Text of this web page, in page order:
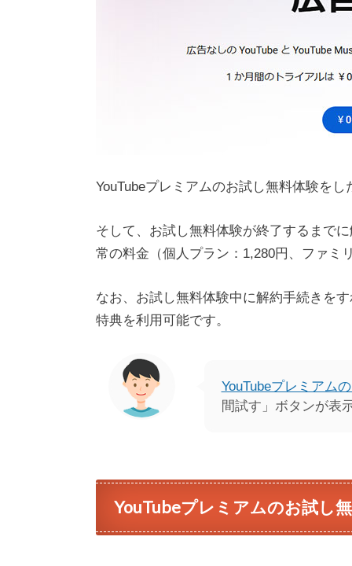
YouTubeプレミアムのお試し無料体験を
そして、お試し無料体験が終了するまで
常の料金（個人プラン：1,280円、ファミ
なお、お試し無料体験中に解約手続きを
特典を利用可能です。
YouTubeプレミアム
間試す」ボタンが表
YouTubeプレミアムのお試し